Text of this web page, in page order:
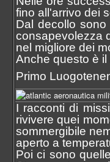
fino all'arrivo dei
Dal decollo
consapevolezza
nel migliore dei
Anche questo è il
Primo
I racconti di
rivivere quei
sommergibile
aperto a
Poi ci sono